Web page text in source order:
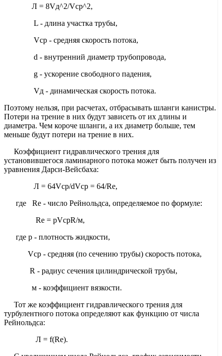
Л = 8Vд^2/Vср^2,
L - длина участка трубы,
Vср - средняя скорость потока,
d - внутренний диаметр трубопровода,
g - ускорение свободного падения,
Vд - динамическая скорость потока.
Поэтому нельзя, при расчетах, отбрасывать шланги канистры.
Потери на трение в них будут зависеть от их длины и
диаметра. Чем короче шланги, а их диаметр больше, тем
меньше будут потери на трение в них.
Коэффициент гидравлического трения для
установившегося ламинарного потока может быть получен из
уравнения Дарси-Вейсбаха:
Л = 64Vср/dVср = 64/Re,
где Re - число Рейнольдса, определяемое по формуле:
Re = pVсрR/м,
где p - плотность жидкости,
Vср - средняя (по сечению трубы) скорость потока,
R - радиус сечения цилиндрической трубы,
м - коэффициент вязкости.
Тот же коэффициент гидравлического трения для
турбулентного потока определяют как функцию от числа
Рейнольдса:
Л = f(Re).